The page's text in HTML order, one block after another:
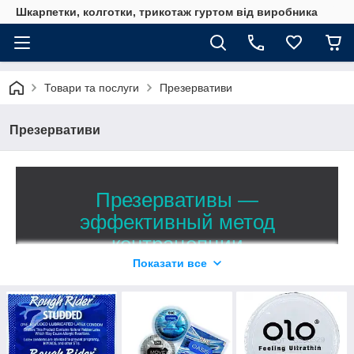
Шкарпетки, колготки, трикотаж гуртом від виробника
Товари та послуги Презервативи
Презервативи
Презервативы —
эффективный метод
контрацепции
В каталоге представлен большой выбор
сертифицированной продукции из
натурального латекса
Гладкие классические и контурные анатомические,
текстурные с пупырышками, кольцами, ресничками и
Показати все